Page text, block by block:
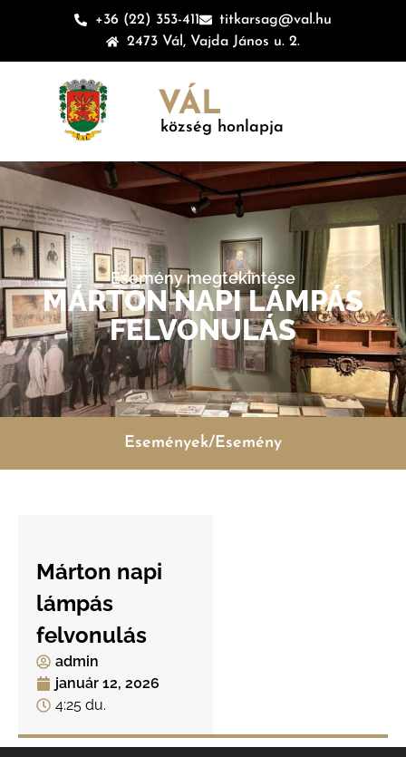
+36 (22) 353-411
titkarsag@val.hu
2473 Vál, Vajda János u. 2.
VÁL
község honlapja
Esemény megtekintése
MÁRTON NAPI LÁMPÁS
FELVONULÁS
Események/Esemény
Márton napi
lámpás
felvonulás
admin
január 12, 2026
4:25 du.